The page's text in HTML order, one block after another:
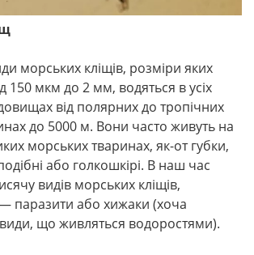
морських кліщів, розміри яких
150 мкм до 2 мм, водяться в усіх
від полярних до тропічних
до 5000 м. Вони часто живуть на
морських тваринах, як-от губки,
або голкошкірі. В наш час
видів морських кліщів,
— паразити або хижаки (хоча
що живляться водоростями).